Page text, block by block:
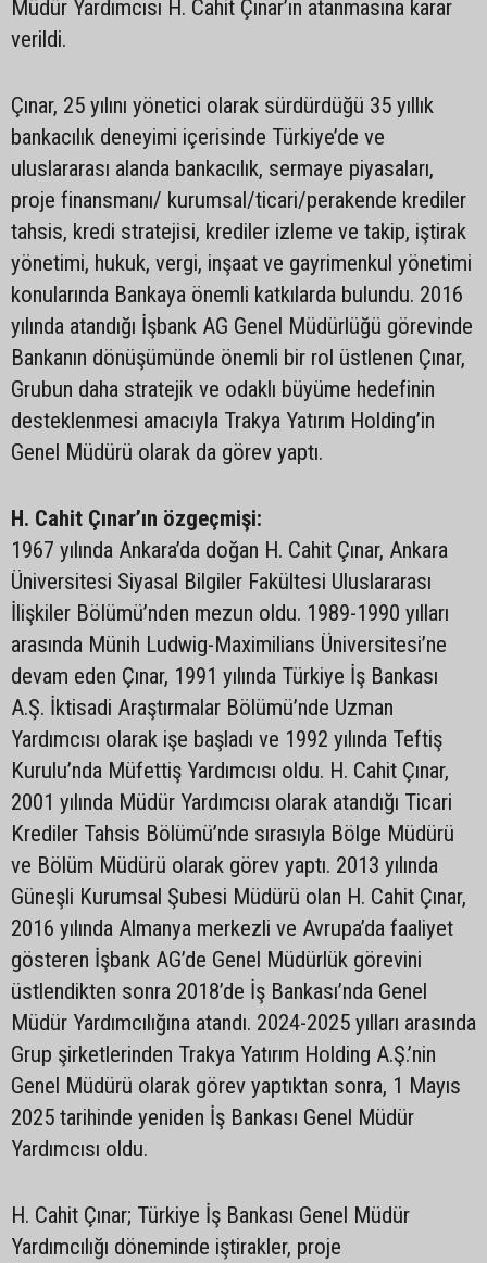
Müdür Yardımcısı H. Cahit Çınar’ın atanmasına karar
verildi.
Çınar, 25 yılını yönetici olarak sürdürdüğü 35 yıllık
bankacılık deneyimi içerisinde Türkiye’de ve
uluslararası alanda bankacılık, sermaye piyasaları,
proje finansmanı/ kurumsal/ticari/perakende krediler
tahsis, kredi stratejisi, krediler izleme ve takip, iştirak
yönetimi, hukuk, vergi, inşaat ve gayrimenkul yönetimi
konularında Bankaya önemli katkılarda bulundu. 2016
yılında atandığı İşbank AG Genel Müdürlüğü görevinde
Bankanın dönüşümünde önemli bir rol üstlenen Çınar,
Grubun daha stratejik ve odaklı büyüme hedefinin
desteklenmesi amacıyla Trakya Yatırım Holding’in
Genel Müdürü olarak da görev yaptı.
H. Cahit Çınar’ın özgeçmişi:
1967 yılında Ankara’da doğan H. Cahit Çınar, Ankara
Üniversitesi Siyasal Bilgiler Fakültesi Uluslararası
İlişkiler Bölümü’nden mezun oldu. 1989-1990 yılları
arasında Münih Ludwig-Maximilians Üniversitesi’ne
devam eden Çınar, 1991 yılında Türkiye İş Bankası
A.Ş. İktisadi Araştırmalar Bölümü’nde Uzman
Yardımcısı olarak işe başladı ve 1992 yılında Teftiş
Kurulu’nda Müfettiş Yardımcısı oldu. H. Cahit Çınar,
2001 yılında Müdür Yardımcısı olarak atandığı Ticari
Krediler Tahsis Bölümü’nde sırasıyla Bölge Müdürü
ve Bölüm Müdürü olarak görev yaptı. 2013 yılında
Güneşli Kurumsal Şubesi Müdürü olan H. Cahit Çınar,
2016 yılında Almanya merkezli ve Avrupa’da faaliyet
gösteren İşbank AG’de Genel Müdürlük görevini
üstlendikten sonra 2018’de İş Bankası’nda Genel
Müdür Yardımcılığına atandı. 2024-2025 yılları arasında
Grup şirketlerinden Trakya Yatırım Holding A.Ş.’nin
Genel Müdürü olarak görev yaptıktan sonra, 1 Mayıs
2025 tarihinde yeniden İş Bankası Genel Müdür
Yardımcısı oldu.
H. Cahit Çınar; Türkiye İş Bankası Genel Müdür
Yardımcılığı döneminde iştirakler, proje